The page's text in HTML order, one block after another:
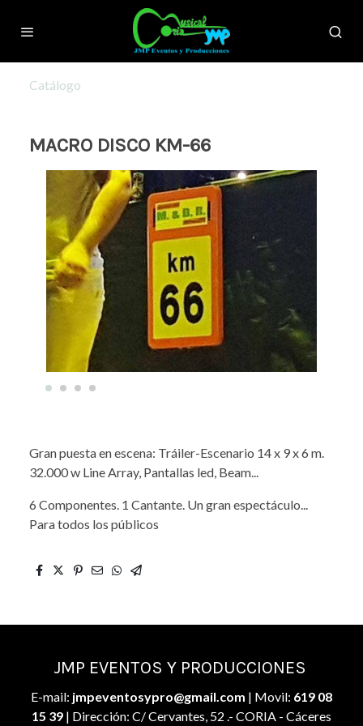
Catálogo
MACRO DISCO KM-66
Gran puesta en escena: Tráiler-Escenario 14 x 9 x 6 m.
32.000 w Line Array, Pantallas led, Beam...
6 Componentes. 1 Cantante. Un gran espectáculo...
Para todos los públicos
JMP EVENTOS Y PRODUCCIONES
E-mail: jmpeventosypro@gmail.com | Movil: 619 08
15 39 | Dirección: C/ Cervantes, 52 .- CORIA - Cáceres